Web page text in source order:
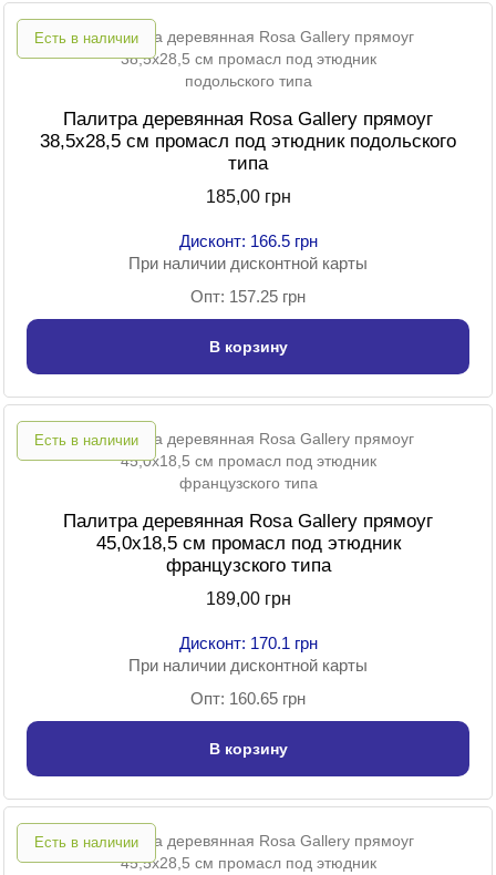
Есть в наличии
Палитра деревянная Rosa Gallery прямоуг
38,5х28,5 см промасл под этюдник подольского
типа
185,00 грн
Дисконт: 166.5 грн
При наличии дисконтной карты
Опт: 157.25 грн
В корзину
Есть в наличии
Палитра деревянная Rosa Gallery прямоуг
45,0х18,5 см промасл под этюдник
французского типа
189,00 грн
Дисконт: 170.1 грн
При наличии дисконтной карты
Опт: 160.65 грн
В корзину
Есть в наличии